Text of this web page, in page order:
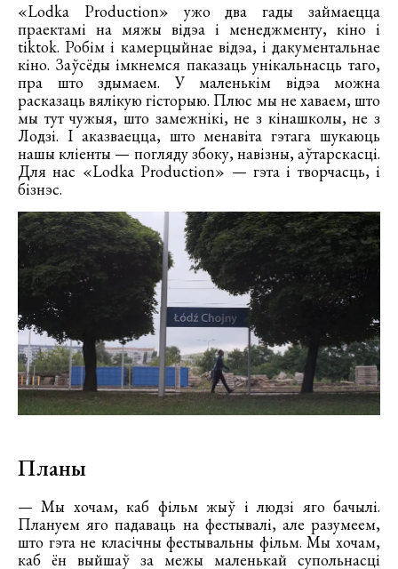
«Lodka Production» ужо два гады займаецца
праектамі на мяжы відэа і менеджменту, кіно і
tiktok. Робім і камерцыйнае відэа, і дакументальнае
кіно. Заўсёды імкнемся паказаць унікальнасць таго,
пра што здымаем. У маленькім відэа можна
расказаць вялікую гісторыю. Плюс мы не хаваем, што
мы тут чужыя, што замежнікі, не з кінашколы, не з
Лодзі. І аказваецца, што менавіта гэтага шукаюць
нашы кліенты — погляду збоку, навізны, аўтарскасці.
Для нас «Lodka Production» — гэта і творчасць, і
бізнэс.
Планы
— Мы хочам, каб фільм жыў і людзі яго бачылі.
Плануем яго падаваць на фестывалі, але разумеем,
што гэта не класічны фестывальны фільм. Мы хочам,
каб ён выйшаў за межы маленькай супольнасці